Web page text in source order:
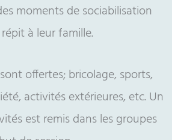
moments de sociabilisation
à leur famille.
offertes; bricolage, sports,
activités extérieures, etc. Un
est remis dans les groupes